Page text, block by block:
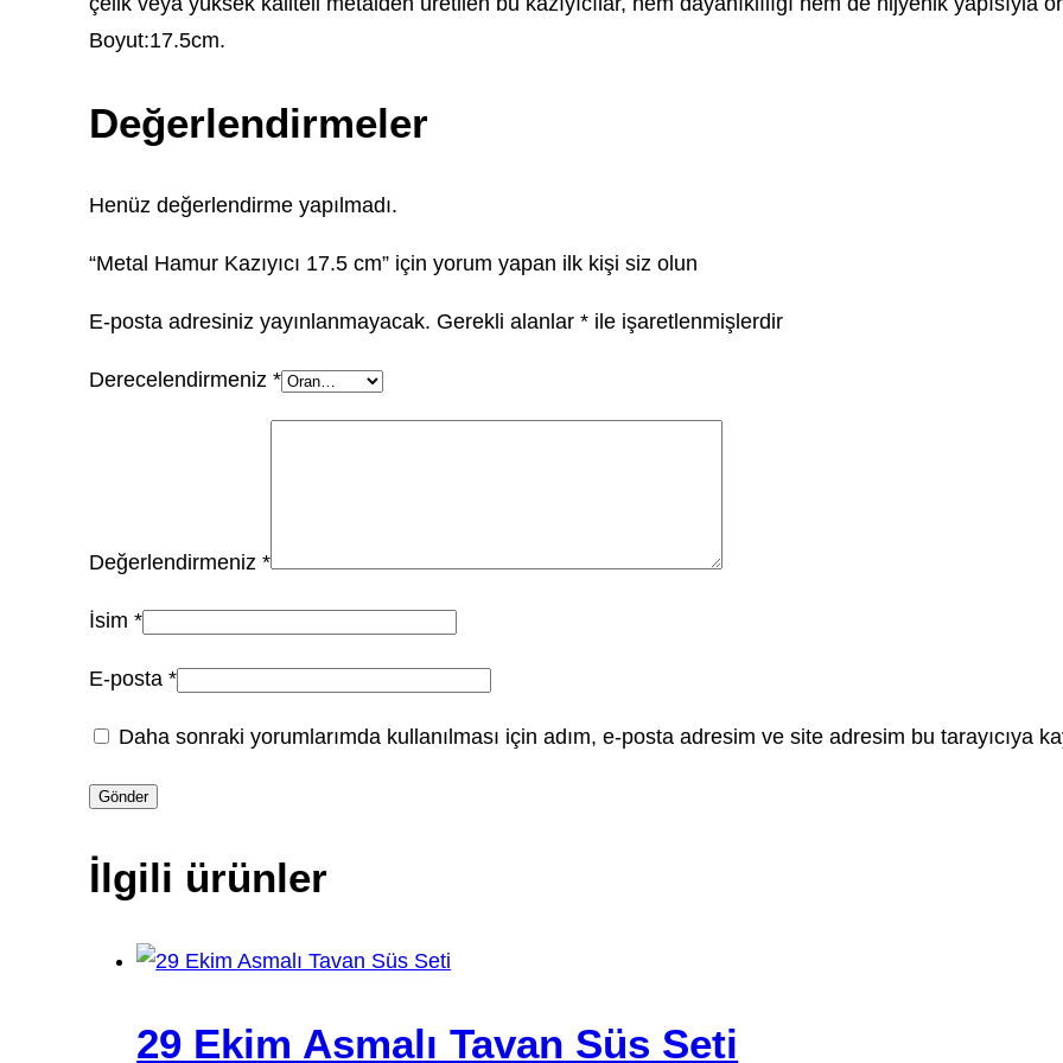
Boyut:17.5cm.
Değerlendirmeler
Henüz değerlendirme yapılmadı.
“Metal Hamur Kazıyıcı 17.5 cm” için yorum yapan ilk kişi siz olun
E-posta adresiniz yayınlanmayacak. Gerekli alanlar* ile işaretlenmişlerdir
Derecelendirmeniz*
Değerlendirmeniz*
İsim*
E-posta*
Daha sonraki yorumlarımda kullanılması için adım, e-posta adresim ve site adresim bu tarayıcıya
İlgili ürünler
29 Ekim Asmalı Tavan Süs Seti